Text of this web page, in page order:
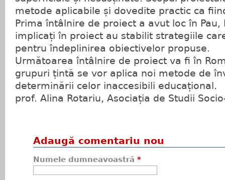
metode aplicabile și dovedite practic ca
Prima întâlnire de proiect a avut loc în
implicați în proiect au stabilit strategiile
pentru îndeplinirea obiectivelor propuse.
Următoarea întâlnire de proiect va fi în
grupuri țintă se vor aplica noi metode de
determinării celor inaccesibili educațional.
prof. Alina Rotariu, Asociația de Studii
Adaugă comentariu nou
Numele dumneavoastră *